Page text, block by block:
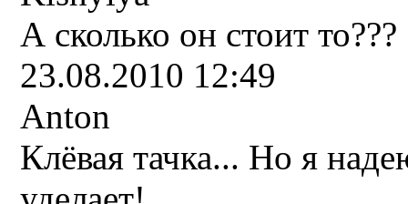
А сколько он стоит то???
23.08.2010 12:49
Anton
Клёвая тачка... Но я